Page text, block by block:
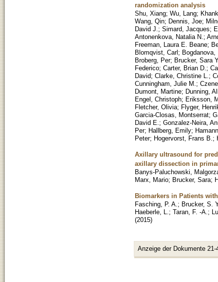
randomization analysis
Shu, Xiang; Wu, Lang;
Wang, Qin; Dennis, Joe;
David J. ; Simard, Jacques;
Antonenkova, Natalia N. ;
Freeman, Laura E. Beane;
Blomqvist, Carl; Bogdanova,
Broberg, Per; Brucker, Sara
Federico; Carter, Brian D. ;
David; Clarke, Christine L. ;
Cunningham, Julie M. ;
Dumont, Martine; Dunning,
Engel, Christoph; Eriksson,
Fletcher, Olivia; Flyger,
Garcia-Closas, Montserrat;
David E. ; Gonzalez-Neira,
Per; Hallberg, Emily;
Peter; Hogervorst, Frans B. ;
Axillary ultrasound for
axillary dissection in
Banys-Paluchowski,
Marx, Mario; Brucker, Sara;
Biomarkers in Patients
Fasching, P. A. ; Brucker, S.
Haeberle, L. ; Taran, F. -A. ;
(2015)
Anzeige der Dokumente 21-